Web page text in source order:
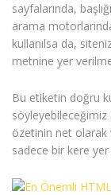
sayfalarında,
arama
kullanılsa da,
metnine yer
Bu etiketin doğru
söyleyebileceğimiz
özetinin net olarak
sadece bir kere yer